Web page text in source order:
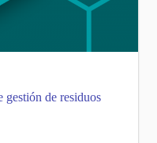
de residuos